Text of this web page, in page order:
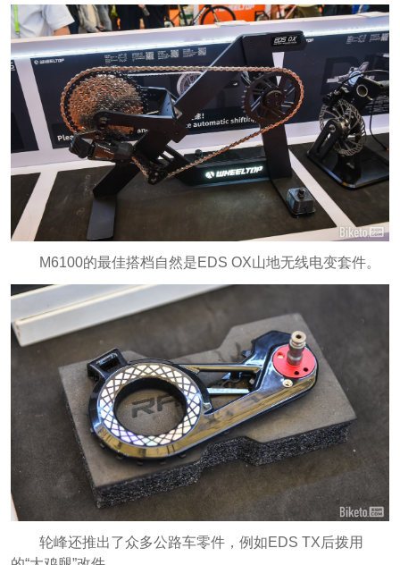
M6100的最佳搭档自然是EDS OX山地无线电变套件。
轮峰还推出了众多公路车零件，例如EDS TX后拨用